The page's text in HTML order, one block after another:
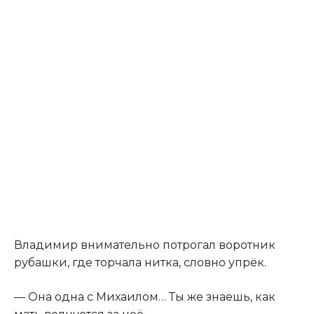
Владимир внимательно потрогал воротник
рубашки, где торчала нитка, словно упрёк.
— Она одна с Михаилом… Ты же знаешь, как